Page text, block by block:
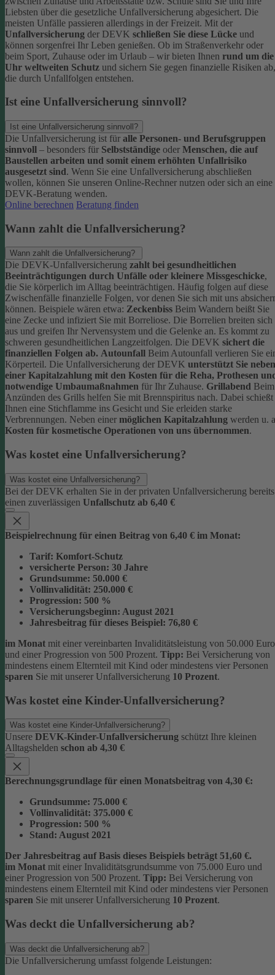
Liebsten über die gesetzliche Unfallversicherung abgesichert. Die
meisten Unfälle passieren allerdings in der Freizeit. Mit der
Unfallversicherung der DEVK schließen Sie diese Lücke und
können sorgenfrei Ihr Leben genießen. Ob im Straßenverkehr oder
beim Sport, Zuhause oder im Urlaub – wir bieten Ihnen rund um die
Uhr weltweiten Schutz und sichern Sie gegen finanzielle Risiken ab,
die durch Unfallfolgen entstehen.
Ist eine Unfallversicherung sinnvoll?
Ist eine Unfallversicherung sinnvoll?
Die Unfallversicherung ist für alle Personen- und Berufsgruppen
sinnvoll – besonders für Selbstständige oder Menschen, die auf
Baustellen arbeiten und somit einem erhöhten Unfallrisiko
ausgesetzt sind. Wenn Sie eine Unfallversicherung abschließen
wollen, können Sie unseren Online-Rechner nutzen oder sich an eine
DEVK-Beratung wenden.
Online berechnen Beratung finden
Wann zahlt die Unfallversicherung?
Wann zahlt die Unfallversicherung?
Die DEVK-Unfallversicherung zahlt bei gesundheitlichen
Beeinträchtigungen durch Unfälle oder kleinere Missgeschicke,
die Sie körperlich im Alltag beeinträchtigen. Häufig folgen auf diese
Zwischenfälle finanzielle Folgen, vor denen Sie sich mit uns
können. Beispiele wären etwa: Zeckenbiss Beim Wandern beißt Sie
eine Zecke und infiziert Sie mit Borreliose. Die Borrelien breiten sich
aus und greifen Ihr Nervensystem und die Gelenke an. Es kommt zu
schweren gesundheitlichen Langzeitfolgen. Die DEVK sichert die
finanziellen Folgen ab. Autounfall Beim Autounfall verlieren Sie
Körperteil. Die Unfallversicherung der DEVK unterstützt Sie neben
einer Kapitalzahlung mit den Kosten für die Reha, Prothesen
notwendige Umbaumaßnahmen für Ihr Zuhause. Grillabend Beim
Anzünden des Grills helfen Sie mit Brennspiritus nach. Dabei schießt
Ihnen eine Stichflamme ins Gesicht und Sie erleiden starke
Verbrennungen. Neben einer möglichen Kapitalzahlung werden u.
Kosten für kosmetische Operationen von uns übernommen.
Was kostet eine Unfallversicherung?
Was kostet eine Unfallversicherung?
Bei der DEVK erhalten Sie in der privaten Unfallversicherung bereits
einen zuverlässigen Unfallschutz ab 6,40 €
Beispielrechnung für einen Beitrag von 6,40 € im Monat:
Tarif: Komfort-Schutz
versicherte Person: 30 Jahre
Grundsumme: 50.000 €
Vollinvalidität: 250.000 €
Progression: 500 %
Versicherungsbeginn: August 2021
Jahresbeitrag für dieses Beispiel: 76,80 €
im Monat mit einer vereinbarten Invaliditätsleistung von 50.000 Euro
und einer Progression von 500 Prozent. Tipp: Bei Versicherung von
mindestens einem Elternteil mit Kind oder mindestens vier Personen
sparen Sie mit unserer Unfallversicherung 10 Prozent.
Was kostet eine Kinder-Unfallversicherung?
Was kostet eine Kinder-Unfallversicherung?
Unsere DEVK-Kinder-Unfallversicherung schützt Ihre kleinen
Alltagshelden schon ab 4,30 €
Berechnungsgrundlage für einen Monatsbeitrag von 4,30 €:
Grundsumme: 75.000 €
Vollinvalidität: 375.000 €
Progression: 500 %
Stand: August 2021
Der Jahresbeitrag auf Basis dieses Beispiels beträgt 51,60 €.
im Monat mit einer Invaliditätsgrundsumme von 75.000 Euro und
einer Progression von 500 Prozent. Tipp: Bei Versicherung von
mindestens einem Elternteil mit Kind oder mindestens vier Personen
sparen Sie mit unserer Unfallversicherung 10 Prozent.
Was deckt die Unfallversicherung ab?
Was deckt die Unfallversicherung ab?
Die Unfallversicherung umfasst folgende Leistungen: